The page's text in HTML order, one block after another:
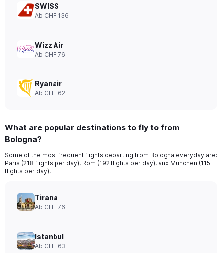
has
displaying
values.
to
450.
SWISS
Ab CHF 136
Wizz Air
Ab CHF 76
Ryanair
Ab CHF 62
What are popular destinations to fly to from
Bologna?
Some of the most frequent flights departing from Bologna everyday are:
Paris (218 flights per day), Rom (192 flights per day), and München (115
flights per day).
Tirana
Ab CHF 76
Istanbul
Ab CHF 63